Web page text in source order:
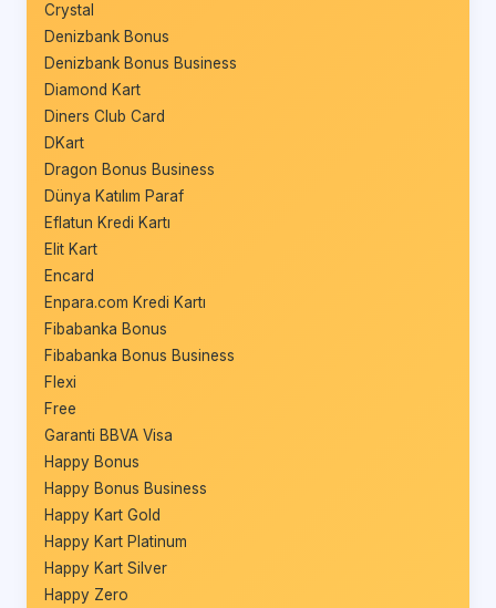
Crystal
Denizbank Bonus
Denizbank Bonus Business
Diamond Kart
Diners Club Card
DKart
Dragon Bonus Business
Dünya Katılım Paraf
Eflatun Kredi Kartı
Elit Kart
Encard
Enpara.com Kredi Kartı
Fibabanka Bonus
Fibabanka Bonus Business
Flexi
Free
Garanti BBVA Visa
Happy Bonus
Happy Bonus Business
Happy Kart Gold
Happy Kart Platinum
Happy Kart Silver
Happy Zero